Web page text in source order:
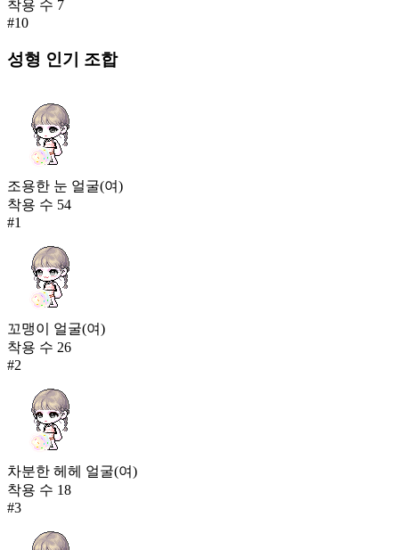
착용 수 7
#10
성형 인기 조합
조용한 눈 얼굴(여)
착용 수 54
#1
꼬맹이 얼굴(여)
착용 수 26
#2
차분한 헤헤 얼굴(여)
착용 수 18
#3